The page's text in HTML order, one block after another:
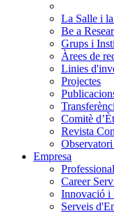
La Salle i
Be a
Grups i
Àrees de
Linies
Projectes
Comitè
Revista
Empresa
Career
Innovació i
Serveis